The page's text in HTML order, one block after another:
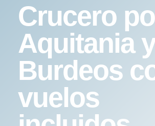
Crucero
Aquitania y
Burdeos
vuelos